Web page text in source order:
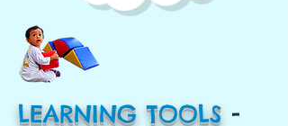
LEARNING TOOLS -